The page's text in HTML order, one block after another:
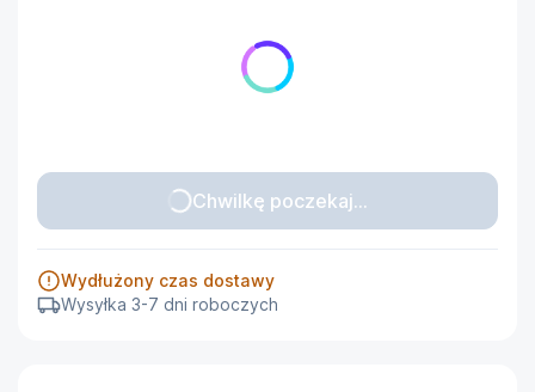
Chwilkę poczekaj...
Wydłużony czas dostawy
Wysyłka 3-7 dni roboczych